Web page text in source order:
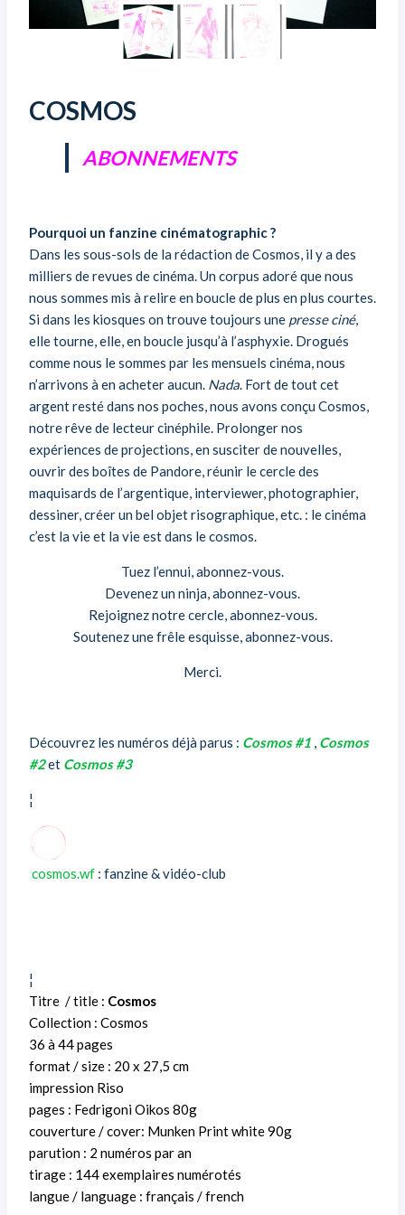
COSMOS
ABONNEMENTS
Pourquoi un fanzine cinématographic ?
Dans les sous-sols de la rédaction de Cosmos, il y a des
milliers de revues de cinéma. Un corpus adoré que nous
nous sommes mis à relire en boucle de plus en plus courtes.
Si dans les kiosques on trouve toujours une presse ciné,
elle tourne, elle, en boucle jusqu’à l’asphyxie. Drogués
comme nous le sommes par les mensuels cinéma, nous
n’arrivons à en acheter aucun. Nada . Fort de tout cet
argent resté dans nos poches, nous avons conçu Cosmos,
notre rêve de lecteur cinéphile. Prolonger nos
expériences de projections, en susciter de nouvelles,
ouvrir des boîtes de Pandore, réunir le cercle des
maquisards de l’argentique, interviewer, photographier,
dessiner, créer un bel objet risographique, etc. : le cinéma
c’est la vie et la vie est dans le cosmos.
Tuez l’ennui, abonnez-vous.
Devenez un ninja, abonnez-vous.
Rejoignez notre cercle, abonnez-vous.
Soutenez une frêle esquisse, abonnez-vous.
Merci.
Découvrez les numéros déjà parus : Cosmos #1 Cosmos
#2et Cosmos #3
¦
cosmos.wf : fanzine & vidéo-club
¦
Titre / title : Cosmos
Collection : Cosmos
36 à 44 pages
format / size : 20 x 27,5 cm
impression Riso
pages : Fedrigoni Oikos 80g
couverture / cover: Munken Print white 90g
parution : 2 numéros par an
tirage : 144 exemplaires numérotés
langue / language : français / french